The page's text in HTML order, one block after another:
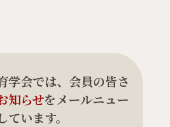
学会では、会員の皆さ
知らせをメールニュー
います。